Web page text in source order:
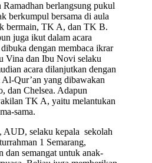
Ramadhan berlangsung pukul
berkumpul bersama di aula
bermain, TK A, dan TK B.
juga ikut dalam acara
dengan membaca ikrar
Vina dan Ibu Novi selaku
acara dilanjutkan dengan
Qur’an yang dibawakan
dan Chelsea. Adapun
TK A, yaitu melantukan
sama.
AUD, selaku kepala sekolah
1 Semarang,
dan semangat untuk anak-